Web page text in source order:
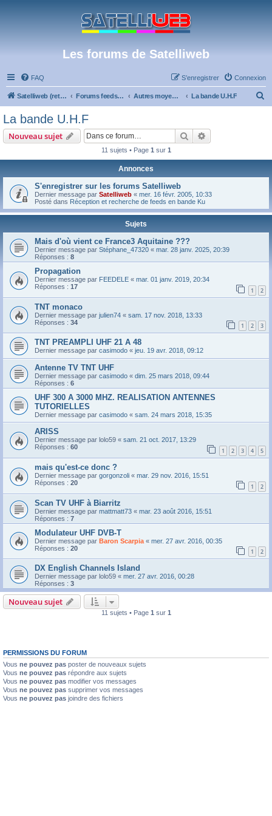
Les forums de Satelliweb
FAQ Connexion
S’enregistrer
Satelliweb (retour vers le site) Forums feeds et réception TV numérique Autres moyens de réception et actualités La bande U.H.F
e
La bande U.H.F
Nouveau sujet Rechercher
11 sujets • Page 1 sur 1
Annonces
S'enregistrer sur les forums Satelliweb
Dernier message par Satelliweb « mer. 16 févr. 2005, 10:33
Posté dans Réception et recherche de feeds en bande Ku
Sujets
Mais d'où vient ce France3 Aquitaine ???
Dernier message par Stéphane_47320 « mar. 28 janv. 2025, 20:39
Réponses : 8
Propagation
Dernier message par FEEDELE « mar. 01 janv. 2019, 20:34
Réponses : 17 1 2
TNT monaco
Dernier message par julien74 « sam. 17 nov. 2018, 13:33
Réponses : 34 1 2 3
TNT PREAMPLI UHF 21 A 48
Dernier message par casimodo « jeu. 19 avr. 2018, 09:12
Antenne TV TNT UHF
Dernier message par casimodo « dim. 25 mars 2018, 09:44
Réponses : 6
UHF 300 A 3000 MHZ. REALISATION ANTENNES
TUTORIELLES
Dernier message par casimodo « sam. 24 mars 2018, 15:35
ARISS
Dernier message par lolo59 « sam. 21 oct. 2017, 13:29
Réponses : 60 1 2 3 4 5
mais qu'est-ce donc ?
Dernier message par gorgonzoli « mar. 29 nov. 2016, 15:51
Réponses : 20 1 2
Scan TV UHF à Biarritz
Dernier message par mattmatt73 « mar. 23 août 2016, 15:51
Réponses : 7
Modulateur UHF DVB-T
Dernier message par Baron Scarpia « mer. 27 avr. 2016, 00:35
Réponses : 20 1 2
DX English Channels Island
Dernier message par lolo59 « mer. 27 avr. 2016, 00:28
Réponses : 3
Nouveau sujet
11 sujets • Page 1 sur 1
PERMISSIONS DU FORUM
Vous ne pouvez pas poster de nouveaux sujets
Vous ne pouvez pas répondre aux sujets
Vous ne pouvez pas modifier vos messages
Vous ne pouvez pas supprimer vos messages
Vous ne pouvez pas joindre des fichiers